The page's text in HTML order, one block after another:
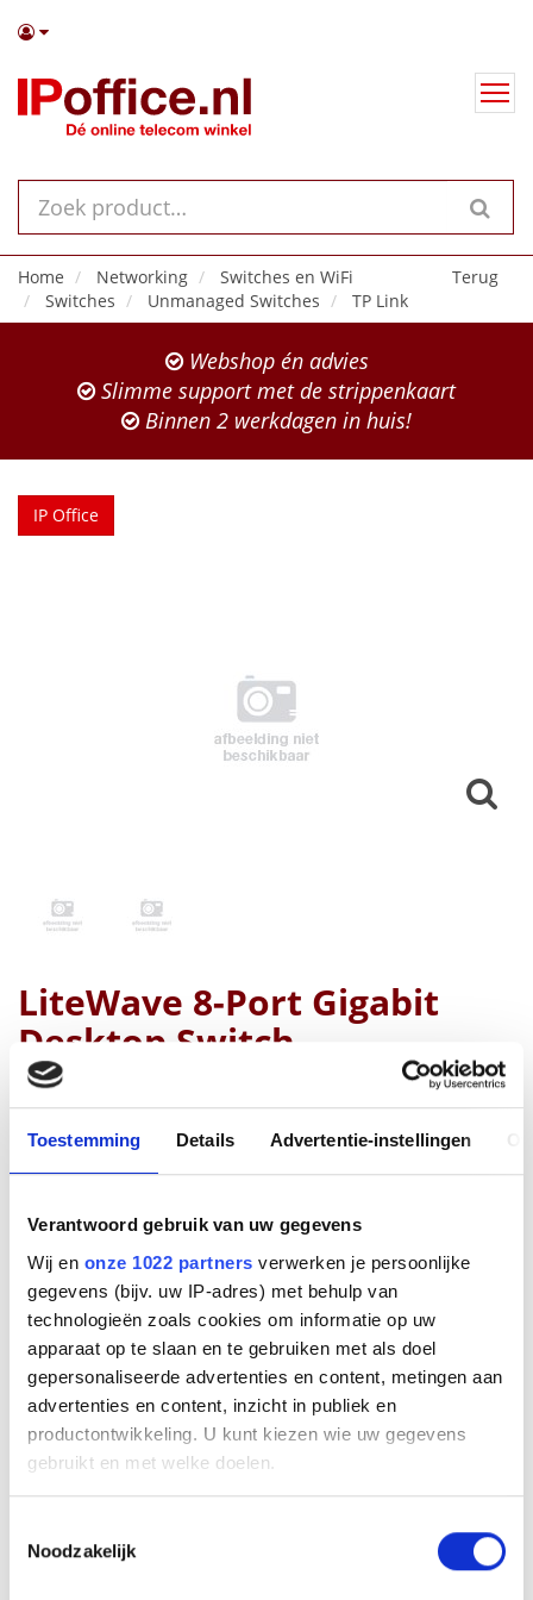
Toestemming Details Advertentie-instellingen
Verantwoord gebruik van uw gegevens
Wij en onze 1022 partners verwerken je persoonlijke
gegevens (bijv. uw IP-adres) met behulp van
technologieën zoals cookies om informatie op uw
apparaat op te slaan en te gebruiken met als doel
gepersonaliseerde advertenties en content, metingen aan
advertenties en content, inzicht in publiek en
productontwikkeling. U kunt kiezen wie uw gegevens
gebruikt en met welke doelen.
Informatie verzamelen over uw geografische
Noodzakelijk
Terug
Home Networking
Switches en WiFi
Switches
Unmanaged Switches TP Link
Webshop én advies
Slimme support met de strippenkaart
Binnen 2 werkdagen in huis!
IP Office
LiteWave 8-Port Gigabit
Desktop Switch
Fabrikant
TP Link
EAN code
Bruto advies prijs
€ 19,32 (€ 23 ,38 incl.btw)
€17,73 (€ 21,45 incl.btw)
Bestel
Beschrijving
De TP-Link LiteWave Series Unmanaged Switches bieden een
gemakkelijke en betaalbare manier om je bekabelde netwerk